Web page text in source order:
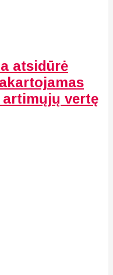
atsidūrė
vertę